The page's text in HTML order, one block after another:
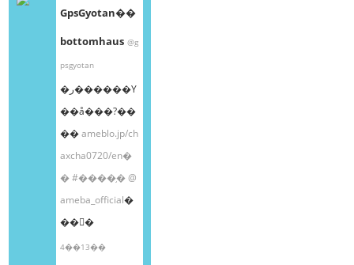
GpsGyotan��
bottomhaus @g
psgyotan
�ر������Υ
��å���?��
��ameblo.jp/ch
axcha0720/en�
�#����֥�@
ameba_official�
��󤫤�
4��13��